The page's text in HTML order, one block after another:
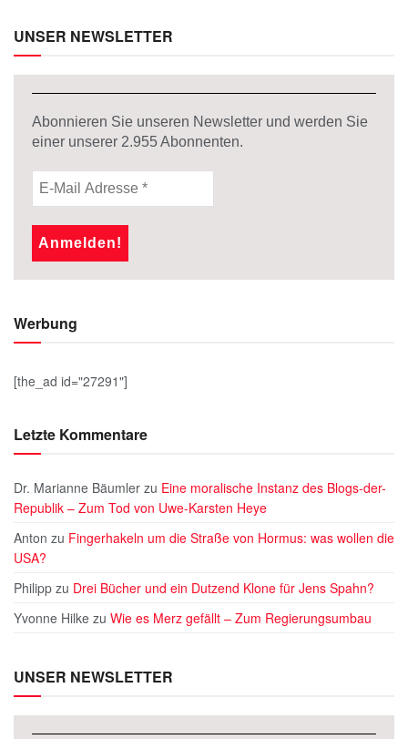
UNSER NEWSLETTER
Abonnieren Sie unseren Newsletter und werden Sie
einer unserer 2.955Abonnenten.
Werbung
[the_ad id="27291"]
Letzte Kommentare
Dr. Marianne Bäumler zu Eine moralische Instanz des Blogs-der-
Republik – Zum Tod von Uwe-Karsten Heye
Anton zu Fingerhakeln um die Straße von Hormus: was wollen die
USA?
Philipp zu Drei Bücher und ein Dutzend Klone für Jens Spahn?
Yvonne Hilke zu Wie es Merz gefällt – Zum Regierungsumbau
UNSER NEWSLETTER